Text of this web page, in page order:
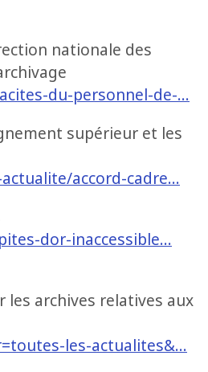
nationale des
du-personnel-de-…
supérieur et les
accord-cadre…
dor-inaccessible…
les archives relatives aux
les-actualites&…